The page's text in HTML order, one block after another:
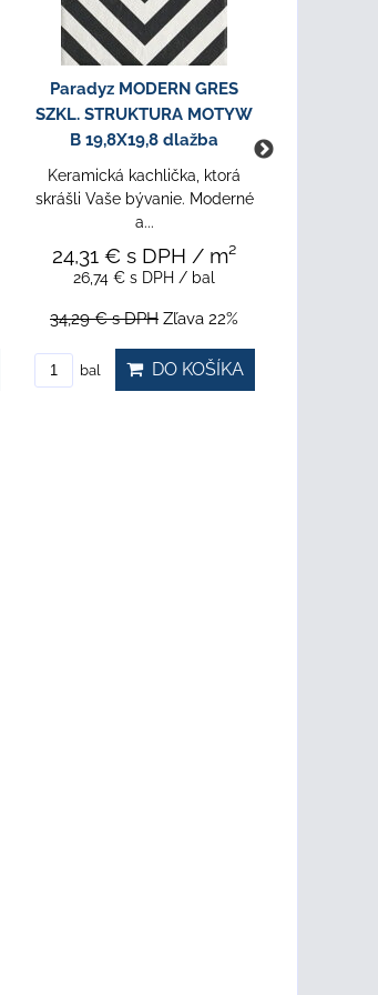
Paradyz MODERN NERO
GRES SZKL. STRUKTURA
OCTAGON 19,8X19,8 dlažba
Keramická kachlička, ktorá
skrášli Vaše bývanie. Moderné
a...
29,23 €s DPH / m²
30,11 € s DPH / bal
38,60 €s DPH Zľava 22%
bal DO KOŠÍKA